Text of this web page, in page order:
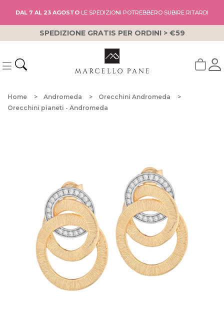
DAL 7 AL 23 AGOSTO LE SPEDIZIONI POTREBBERO SUBIRE RITARDI
SPEDIZIONE GRATIS PER ORDINI > €59
Home Andromeda
Orecchini Andromeda
Orecchini pianeti - Andromeda